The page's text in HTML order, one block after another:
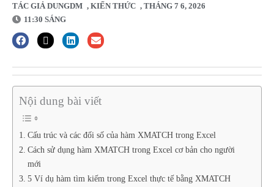
TÁC GIẢ DUNGDM , KIẾN THỨC , THÁNG 7 6, 2026
11:30 SÁNG
Nội dung bài viết
Cấu trúc và các đối số của hàm XMATCH trong Excel
Cách sử dụng hàm XMATCH trong Excel cơ bản cho người
mới
5 Ví dụ hàm tìm kiếm trong Excel thực tế bằng XMATCH